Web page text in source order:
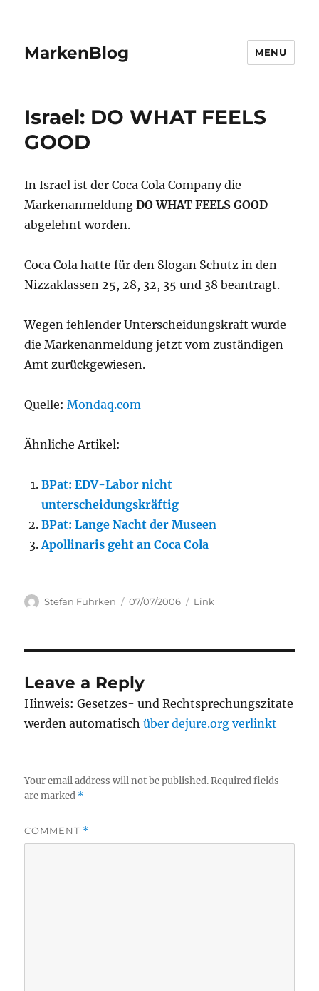
MarkenBlog MENU
Israel: DO WHAT FEELS
GOOD
In Israel ist der Coca Cola Company die
MarkenanmeldungDO WHAT FEELS GOOD
abgelehnt worden.
Coca Cola hatte für den Slogan Schutz in den
Nizzaklassen 25, 28, 32, 35 und 38 beantragt.
Wegen fehlender Unterscheidungskraft wurde
die Markenanmeldung jetzt vom zuständigen
Amt zurückgewiesen.
Quelle:Mondaq.com
Ähnliche Artikel:
BPat: EDV-Labor nicht
unterscheidungskräftig
BPat: Lange Nacht der Museen
Apollinaris geht an Coca Cola
Author
Stefan Fuhrken
Posted
07/07/2006 Categories
Link
Leave a Reply
Hinweis: Gesetzes- und Rechtsprechungszitate
werden automatischüber dejure.org verlinkt
Your email address will not be published. Required fields
are marked *
COMMENT *